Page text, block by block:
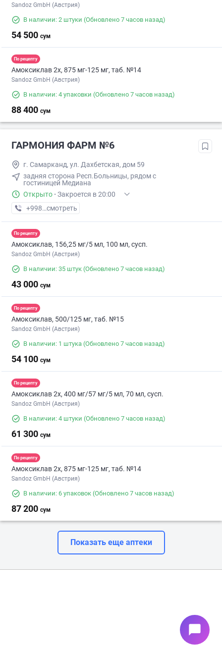
Sandoz GmbH (Австрия)
В наличии: 2 штуки (Обновлено 7 часов назад)
54 500 сум
По рецепту
Амоксиклав 2х, 875 мг-125 мг, таб. №14
Sandoz GmbH (Австрия)
В наличии: 4 упаковки (Обновлено 7 часов назад)
88 400 сум
ГАРМОНИЯ ФАРМ №6
г. Самарканд, ул. Дахбетская, дом 59
задняя сторона Респ.Больницы, рядом с
гостиницей Медиана
Открыто · Закроется в 20:00
+998 (95) XXX-XX-XX
смотреть
По рецепту
Амоксиклав, 156,25 мг/5 мл, 100 мл, сусп.
Sandoz GmbH (Австрия)
В наличии: 35 штук (Обновлено 7 часов назад)
43 000 сум
По рецепту
Амоксиклав, 500/125 мг, таб. №15
Sandoz GmbH (Австрия)
В наличии: 1 штука (Обновлено 7 часов назад)
54 100 сум
По рецепту
Амоксиклав 2х, 400 мг/57 мг/5 мл, 70 мл, сусп.
Sandoz GmbH (Австрия)
В наличии: 4 штуки (Обновлено 7 часов назад)
61 300 сум
По рецепту
Амоксиклав 2х, 875 мг-125 мг, таб. №14
Sandoz GmbH (Австрия)
В наличии: 6 упаковок (Обновлено 7 часов назад)
87 200 сум
Показать еще аптеки
chat_bubble